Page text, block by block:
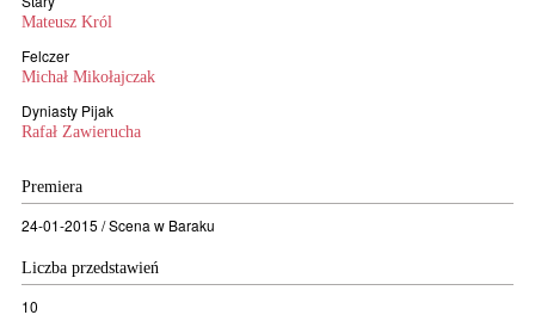
Mateusz Król
Felczer
Michał Mikołajczak
Dyniasty Pijak
Rafał Zawierucha
Premiera
24-01-2015 / Scena w Baraku
Liczba przedstawień
10